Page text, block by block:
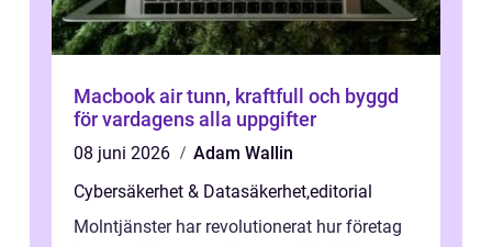
Macbook air tunn, kraftfull och byggd
för vardagens alla uppgifter
08 juni 2026
Adam Wallin
Cybersäkerhet & Datasäkerhet,editorial
Molntjänster har revolutionerat hur företag